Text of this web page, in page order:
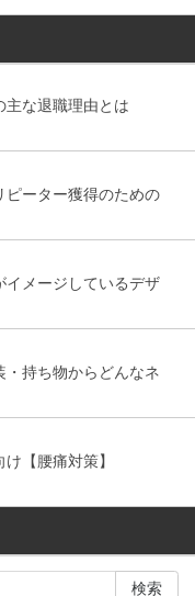
主な退職理由とは
ピーター獲得のための
イメージしているデザ
・持ち物からどんなネ
【腰痛対策】